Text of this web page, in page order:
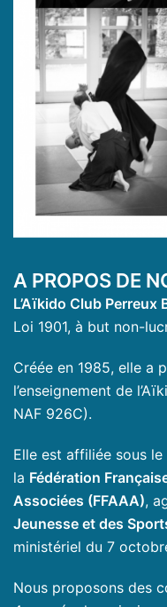
A PROPOS DE
L’Aïkido Club Perreux
Loi 1901, à but non-
Créée en 1985, elle a
l’enseignement de
NAF 926C).
Elle est affiliée sous
la Fédération
Associées (FFAAA),
Jeunesse et des
ministériel du 7
Nous proposons des